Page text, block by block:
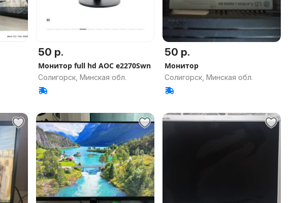
50 р.
Монитор full hd AOC e2270Swn
Солигорск, Минская обл.
50 р.
Монитор
Солигорск, Минская обл.